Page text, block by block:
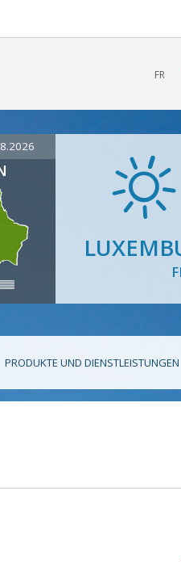
FR
PRODUKTE UND DIENSTLEISTUNGEN